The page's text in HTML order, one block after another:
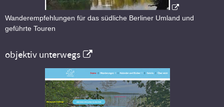
Wanderempfehlungen für das südliche Berliner Umland und
geführte Touren
objektiv unterwegs